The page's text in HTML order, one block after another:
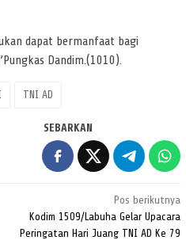
dapat bermanfaat bagi
Dandim.(1010).
TNI AD
SEBARKAN
Pos berikutnya
Kodim 1509/Labuha Gelar Upacara
Peringatan Hari Juang TNI AD Ke 79